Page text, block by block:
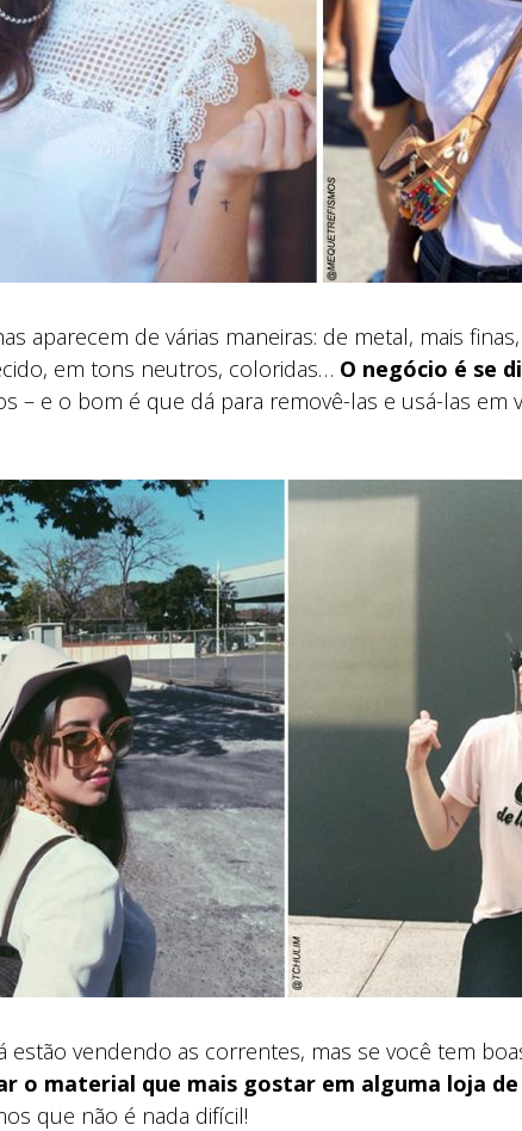
aparecem de várias maneiras: de metal, mais
em tons neutros, coloridas… O negócio é se
– e o bom é que dá para removê-las e usá-las em
estão vendendo as correntes, mas se você tem
o material que mais gostar em alguma loja
que não é nada difícil!